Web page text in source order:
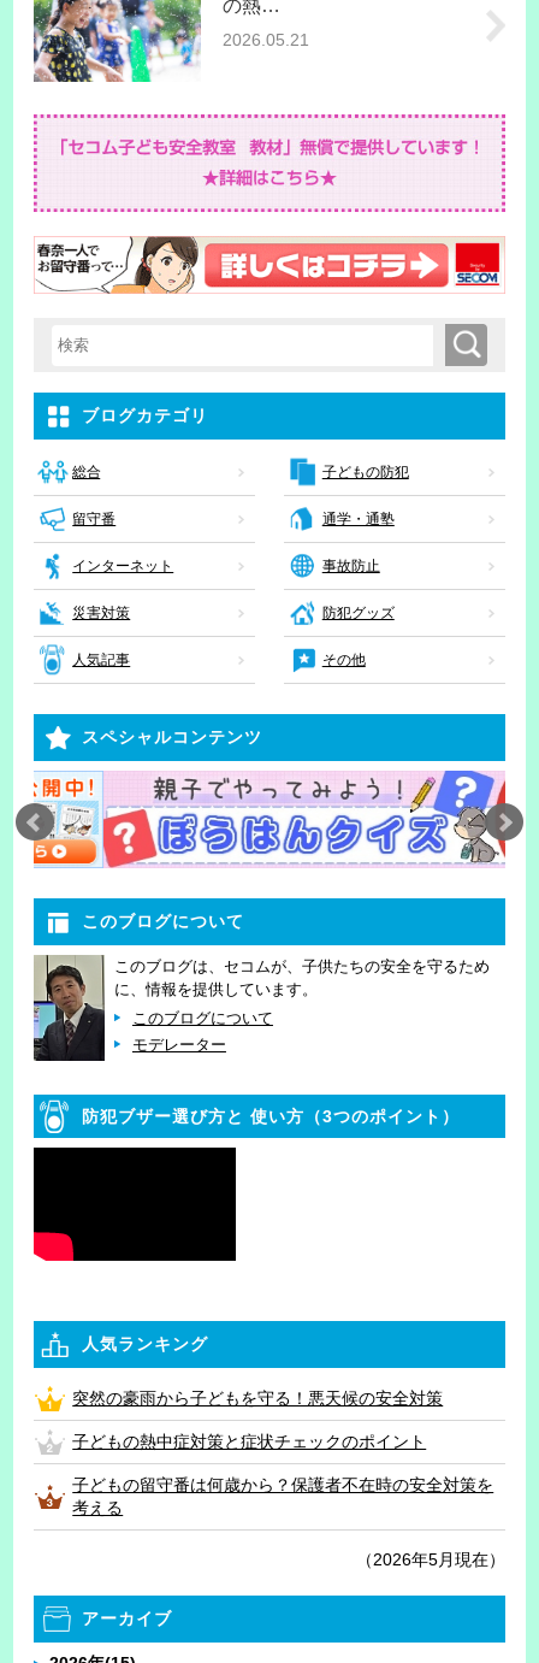
の熱…
2026.05.21
検索キーワード入力 検索
ブログカテゴリ
総合 子どもの防犯
留守番 通学・通塾
インターネット 事故防止
災害対策 防犯グッズ
人気記事 その他
スペシャルコンテンツ
このブログについて
このブログは、セコムが、子供たちの安全を守るため
に、情報を提供しています。
このブログについて
モデレーター
防犯ブザー選び方と 使い方（3つのポイント）
人気ランキング
突然の豪雨から子どもを守る！悪天候の安全対策
子どもの熱中症対策と症状チェックのポイント
子どもの留守番は何歳から？保護者不在時の安全対策を
考える
（2026年5月現在）
アーカイブ